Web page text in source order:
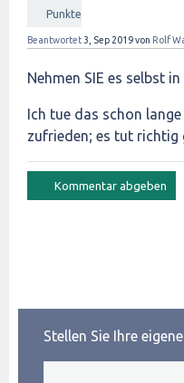
Punkte
Beantwortet 3, Sep 2019von Rolf
Nehmen SIE es selbst
Ich tue das schon
zufrieden; es tut richtig
Stellen Sie Ihre